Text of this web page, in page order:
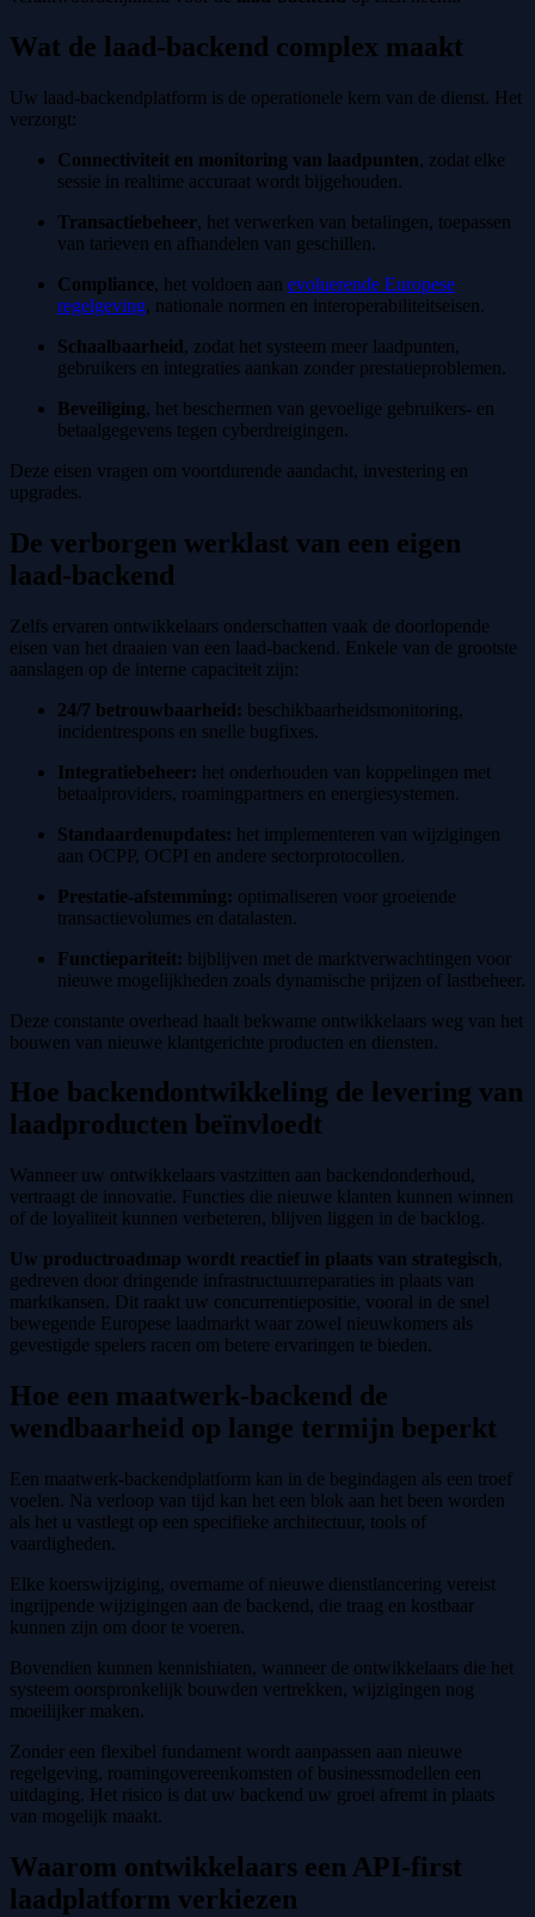
Wat de laad-backend complex maakt
Uw laad-backendplatform is de operationele kern van de dienst. Het
verzorgt:
Connectiviteit en monitoring van laadpunten, zodat elke
sessie in realtime accuraat wordt bijgehouden.
Transactiebeheer, het verwerken van betalingen, toepassen
van tarieven en afhandelen van geschillen.
Compliance, het voldoen aan evoluerende Europese
regelgeving, nationale normen en interoperabiliteitseisen.
Schaalbaarheid, zodat het systeem meer laadpunten,
gebruikers en integraties aankan zonder prestatieproblemen.
Beveiliging, het beschermen van gevoelige gebruikers- en
betaalgegevens tegen cyberdreigingen.
Deze eisen vragen om voortdurende aandacht, investering en
upgrades.
De verborgen werklast van een eigen
laad-backend
Zelfs ervaren ontwikkelaars onderschatten vaak de doorlopende
eisen van het draaien van een laad-backend. Enkele van de grootste
aanslagen op de interne capaciteit zijn:
24/7 betrouwbaarheid: beschikbaarheidsmonitoring,
incidentrespons en snelle bugfixes.
Integratiebeheer: het onderhouden van koppelingen met
betaalproviders, roamingpartners en energiesystemen.
Standaardenupdates: het implementeren van wijzigingen
aan OCPP, OCPI en andere sectorprotocollen.
Prestatie-afstemming: optimaliseren voor groeiende
transactievolumes en datalasten.
Functiepariteit: bijblijven met de marktverwachtingen voor
nieuwe mogelijkheden zoals dynamische prijzen of lastbeheer.
Deze constante overhead haalt bekwame ontwikkelaars weg van het
bouwen van nieuwe klantgerichte producten en diensten.
Hoe backendontwikkeling de levering van
laadproducten beïnvloedt
Wanneer uw ontwikkelaars vastzitten aan backendonderhoud,
vertraagt de innovatie. Functies die nieuwe klanten kunnen winnen
of de loyaliteit kunnen verbeteren, blijven liggen in de backlog.
Uw productroadmap wordt reactief in plaats van strategisch,
gedreven door dringende infrastructuurreparaties in plaats van
marktkansen. Dit raakt uw concurrentiepositie, vooral in de snel
bewegende Europese laadmarkt waar zowel nieuwkomers als
gevestigde spelers racen om betere ervaringen te bieden.
Hoe een maatwerk-backend de
wendbaarheid op lange termijn beperkt
Een maatwerk-backendplatform kan in de begindagen als een troef
voelen. Na verloop van tijd kan het een blok aan het been worden
als het u vastlegt op een specifieke architectuur, tools of
vaardigheden.
Elke koerswijziging, overname of nieuwe dienstlancering vereist
ingrijpende wijzigingen aan de backend, die traag en kostbaar
kunnen zijn om door te voeren.
Bovendien kunnen kennishiaten, wanneer de ontwikkelaars die het
systeem oorspronkelijk bouwden vertrekken, wijzigingen nog
moeilijker maken.
Zonder een flexibel fundament wordt aanpassen aan nieuwe
regelgeving, roamingovereenkomsten of businessmodellen een
uitdaging. Het risico is dat uw backend uw groei afremt in plaats
van mogelijk maakt.
Waarom ontwikkelaars een API-first
laadplatform verkiezen